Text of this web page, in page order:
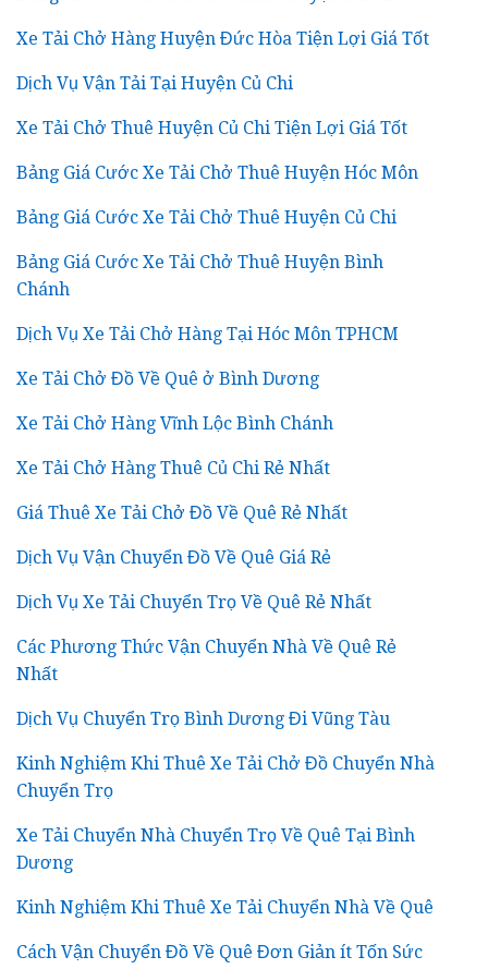
Xe Tải Chở Hàng Huyện Đức Hòa Tiện Lợi Giá Tốt
Dịch Vụ Vận Tải Tại Huyện Củ Chi
Xe Tải Chở Thuê Huyện Củ Chi Tiện Lợi Giá Tốt
Bảng Giá Cước Xe Tải Chở Thuê Huyện Hóc Môn
Bảng Giá Cước Xe Tải Chở Thuê Huyện Củ Chi
Bảng Giá Cước Xe Tải Chở Thuê Huyện Bình
Chánh
Dịch Vụ Xe Tải Chở Hàng Tại Hóc Môn TPHCM
Xe Tải Chở Đồ Về Quê ở Bình Dương
Xe Tải Chở Hàng Vĩnh Lộc Bình Chánh
Xe Tải Chở Hàng Thuê Củ Chi Rẻ Nhất
Giá Thuê Xe Tải Chở Đồ Về Quê Rẻ Nhất
Dịch Vụ Vận Chuyển Đồ Về Quê Giá Rẻ
Dịch Vụ Xe Tải Chuyển Trọ Về Quê Rẻ Nhất
Các Phương Thức Vận Chuyển Nhà Về Quê Rẻ
Nhất
Dịch Vụ Chuyển Trọ Bình Dương Đi Vũng Tàu
Kinh Nghiệm Khi Thuê Xe Tải Chở Đồ Chuyển Nhà
Chuyển Trọ
Xe Tải Chuyển Nhà Chuyển Trọ Về Quê Tại Bình
Dương
Kinh Nghiệm Khi Thuê Xe Tải Chuyển Nhà Về Quê
Cách Vận Chuyển Đồ Về Quê Đơn Giản ít Tốn Sức